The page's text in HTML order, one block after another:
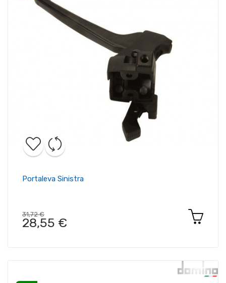
Portaleva Sinistra
31,72 €
28,55 €